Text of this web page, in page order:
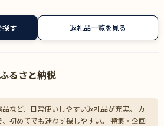
探す 返礼品一覧を見る
るさと納税
など、日常使いしやすい返礼品が充実。 カ
初めてでも迷わず探しやすい。 特集・企画